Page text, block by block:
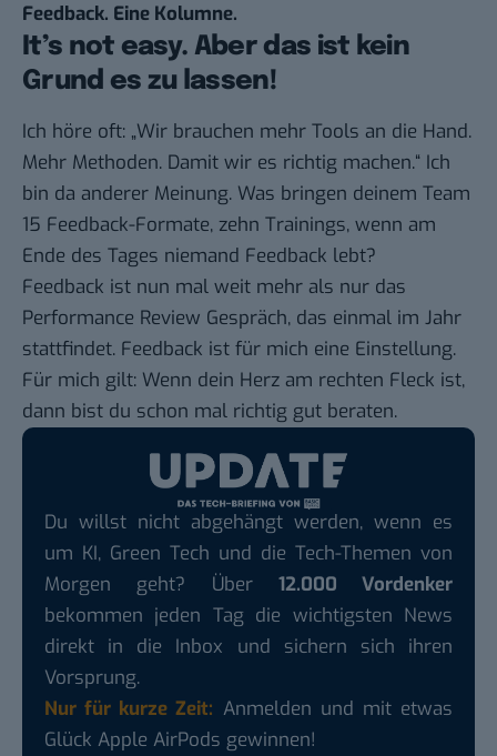
Feedback. Eine Kolumne.
It’s not easy. Aber das ist kein
Grund es zu lassen!
Ich höre oft: „Wir brauchen mehr Tools an die Hand.
Mehr Methoden. Damit wir es richtig machen.“ Ich
bin da anderer Meinung. Was bringen deinem Team
15 Feedback-Formate, zehn Trainings, wenn am
Ende des Tages niemand Feedback lebt?
Feedback ist nun mal weit mehr als nur das
Performance Review Gespräch, das einmal im Jahr
stattfindet. Feedback ist für mich eine Einstellung.
Für mich gilt: Wenn dein Herz am rechten Fleck ist,
dann bist du schon mal richtig gut beraten.
Du willst nicht abgehängt werden, wenn es
um KI, Green Tech und die Tech-Themen von
Morgen geht? Über 12.000 Vordenker
bekommen jeden Tag die wichtigsten News
direkt in die Inbox und sichern sich ihren
Vorsprung.
Nur für kurze Zeit: Anmelden und mit etwas
Glück Apple AirPods gewinnen!